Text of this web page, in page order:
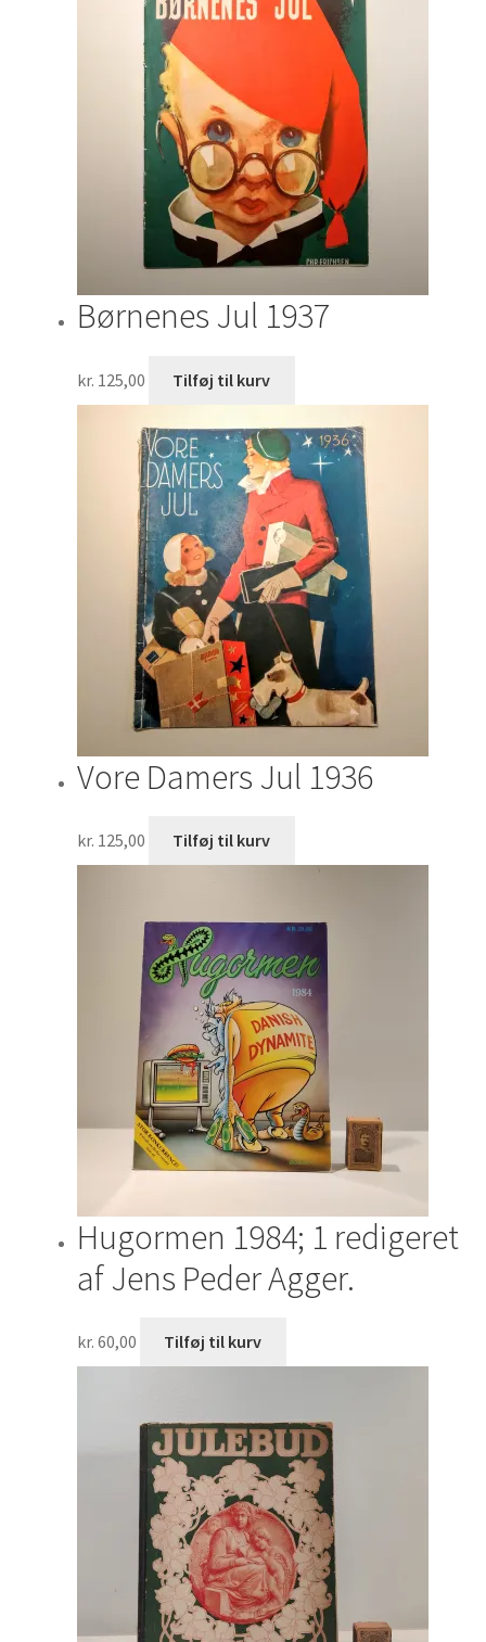
Børnenes Jul 1937
kr. 125,00 Tilføj til kurv
Vore Damers Jul 1936
kr. 125,00 Tilføj til kurv
Hugormen 1984; 1 redigeret
af Jens Peder Agger.
kr. 60,00 Tilføj til kurv